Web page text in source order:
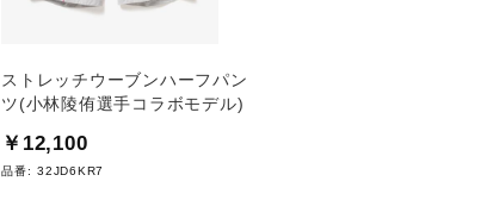
ストレッチウーブンハーフパン
ツ(小林陵侑選手コラボモデル)
￥12,100
品番: 32JD6KR7